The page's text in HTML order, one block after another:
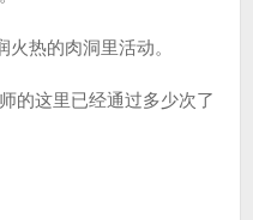
热的肉洞里活动。
这里已经通过多少次了